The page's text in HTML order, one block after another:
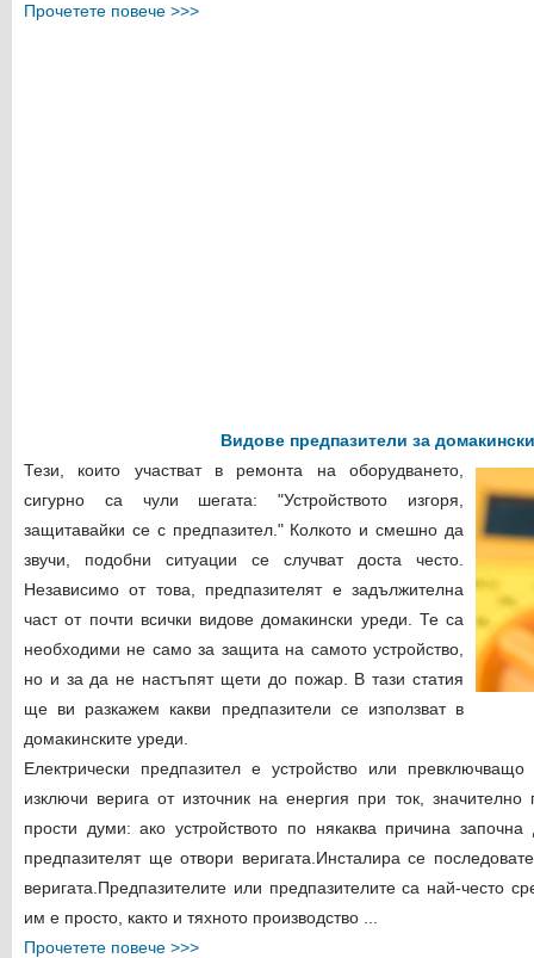
Прочетете повече >>>
Видове предпазители за
Тези, които участват в ремонта на оборудването,
сигурно са чули шегата: "Устройството изгоря,
защитавайки се с предпазител." Колкото и смешно да
звучи, подобни ситуации се случват доста често.
Независимо от това, предпазителят е задължителна
част от почти всички видове домакински уреди. Те са
необходими не само за защита на самото устройство,
но и за да не настъпят щети до пожар. В тази статия
ще ви разкажем какви предпазители се използват в
домакинските уреди.
Електрически предпазител е устройство или превключващо
изключи верига от източник на енергия при ток,
прости думи: ако устройството по някаква причина
предпазителят ще отвори веригата.Инсталира се
веригата. Предпазителите или предпазителите са най-често
им е просто, както и тяхното производство ...
Прочетете повече >>>